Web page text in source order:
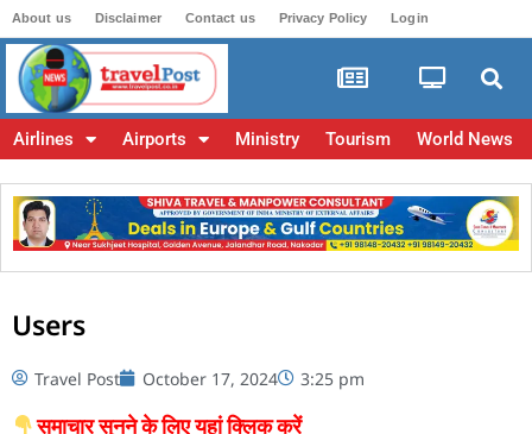
About us Disclaimer Contact us Privacy Policy Login
Airlines Airports Ministry Tourism World News
Users
Travel Post October 17, 2024 3:25 pm
समाचार सुनने के लिए यहां क्लिक करें